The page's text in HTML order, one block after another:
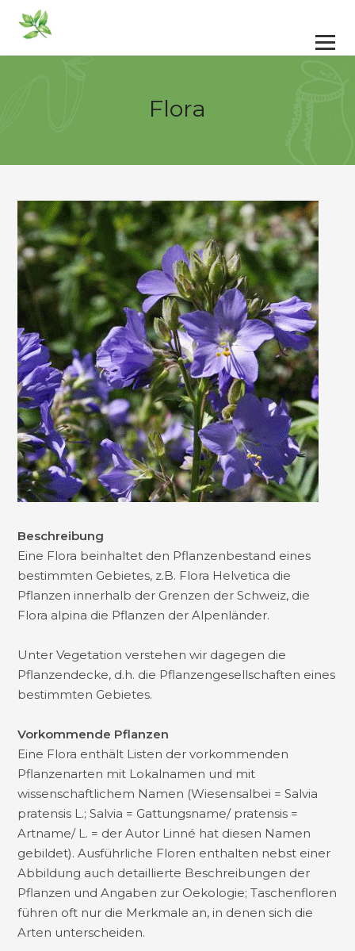
Flora
Beschreibung
Eine Flora beinhaltet den Pflanzenbestand eines
bestimmten Gebietes, z.B. Flora Helvetica die
Pflanzen innerhalb der Grenzen der Schweiz, die
Flora alpina die Pflanzen der Alpenländer.
Unter Vegetation verstehen wir dagegen die
Pflanzendecke, d.h. die Pflanzengesellschaften eines
bestimmten Gebietes.
Vorkommende Pflanzen
Eine Flora enthält Listen der vorkommenden
Pflanzenarten mit Lokalnamen und mit
wissenschaftlichem Namen (Wiesensalbei = Salvia
pratensis L.; Salvia = Gattungsname/ pratensis =
Artname/ L. = der Autor Linné hat diesen Namen
gebildet). Ausführliche Floren enthalten nebst einer
Abbildung auch detaillierte Beschreibungen der
Pflanzen und Angaben zur Oekologie; Taschenfloren
führen oft nur die Merkmale an, in denen sich die
Arten unterscheiden.